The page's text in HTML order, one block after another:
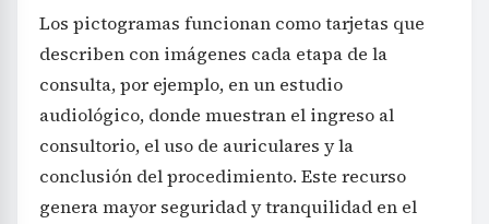
Los pictogramas funcionan como tarjetas que
describen con imágenes cada etapa de la
consulta, por ejemplo, en un estudio
audiológico, donde muestran el ingreso al
consultorio, el uso de auriculares y la
conclusión del procedimiento. Este recurso
genera mayor seguridad y tranquilidad en el